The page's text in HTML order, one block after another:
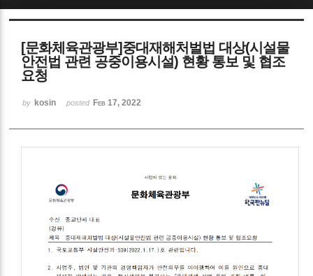
[문화체육관광부]중대재해처벌법 대상(시설물
안전법 관련 공중이용시설) 현황 통보 및 협조
요청
by kosin posted Feb 17, 2022
Sketchbook5, 스케치북5
Sketchbook5, 스케치북5